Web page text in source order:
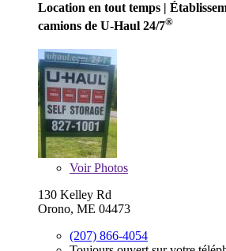
Location en tout temps |
camions de U-Haul 24/7®
VoirPhotos
130 Kelley Rd
Orono, ME 04473
(207) 866-4054